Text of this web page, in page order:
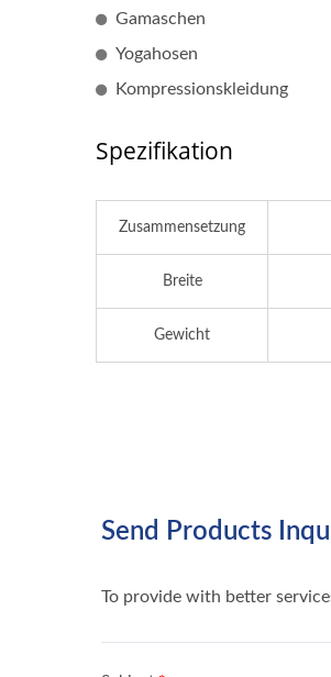
Gamaschen
Yogahosen
Kompressionskleidung
Spezifikation
Zusammensetzung
Breite
Gewicht
Polyurethan-Faser